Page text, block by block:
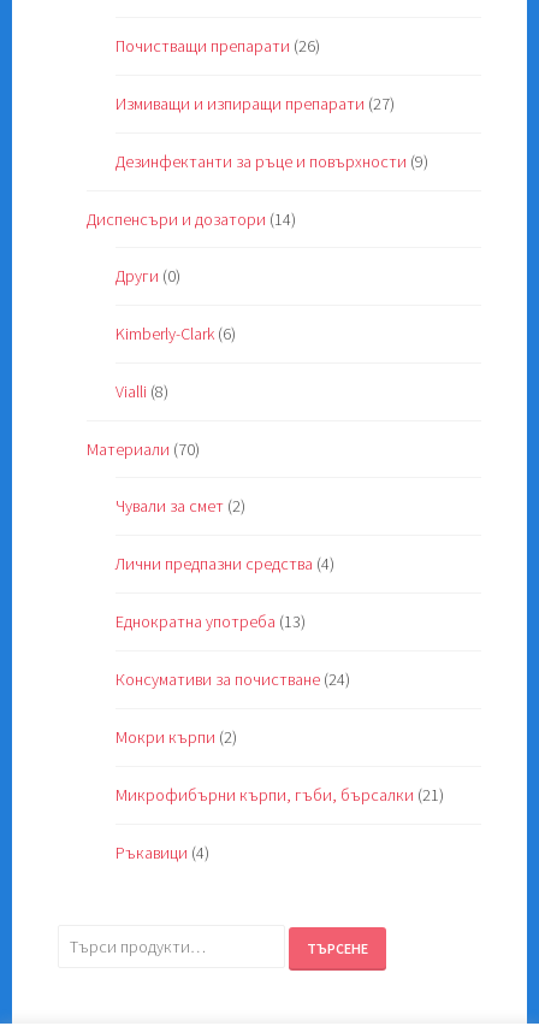
Почистващи препарати (26)
Измиващи и изпиращи препарати (27)
Дезинфектанти за ръце и повърхности (9)
Диспенсъри и дозатори (14)
Други (0)
Kimberly-Clark (6)
Vialli (8)
Материали (70)
Чували за смет (2)
Лични предпазни средства (4)
Еднократна употреба (13)
Консумативи за почистване (24)
Мокри кърпи (2)
Микрофибърни кърпи, гъби, бърсалки (21)
Ръкавици (4)
Търсене
ТЪРСЕНЕ